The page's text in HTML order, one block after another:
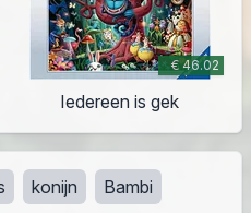
€ 46.02
Iedereen is gek
konijn Bambi